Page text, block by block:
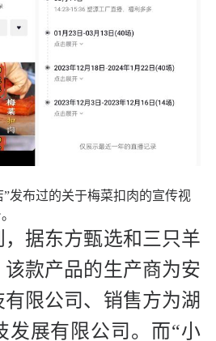
发布过的关于梅菜扣肉的宣传视
据东方甄选和三只羊
该款产品的生产商为安
限公司、销售方为湖
发展有限公司。而“小